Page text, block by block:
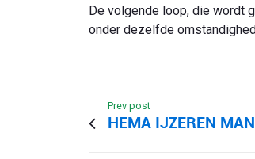
De volgende loop, die wordt
onder dezelfde
Prev post
HEMA IJZEREN